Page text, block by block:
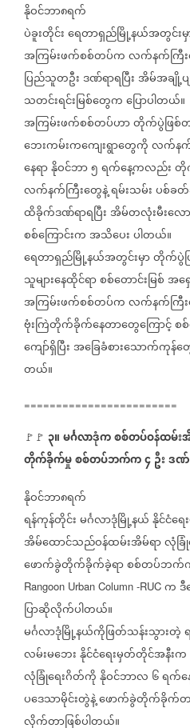
နိုဝင်ဘာ၈ရက်
ပဲခူးတိုင်းရေတာရှည်မြို့နယ်အတွင်းမှ
အကြမ်းဖက်စစ်တပ်ကလက်နက်ကြီ
ပြည်သူတဦးဒဏ်ရာရပြီးအိမ်အချို့
သတင်းရင်းမြစ်တွေကပြောပါတယ်။
အကြမ်းဖက်စစ်တပ်ဟာတိုက်ပွဲဖြစ်
ဘေးကမ်းကကျေးရွာတွေကိုလက်နက်
နေရာနိုဝင်ဘာ၅ရက်နေ့ကလည်းတို
လက်နက်ကြီးတွေနဲ့ရမ်းသမ်းပစ်ခ
ထိခိုက်ဒဏ်ရာရပြီးအိမ်တလုံးမီးလေ
စစ်ကြောင်းကအသိပေးပါတယ်။
ရေတာရှည်မြို့နယ်အတွင်းမှာတိုက်ပွဲဖ
သူများနေထိုင်ရာစစ်တောင်းမြစ်အရှ
အကြမ်းဖက်စစ်တပ်ကလက်နက်ကြီ
ဗုံးကြဲတိုက်ခိုက်နေတာတွေကြောင့်စ
ကျော်ရှိပြီးအခြေခံစားသောက်ကုန်
တယ်။
========================
🚩🚩 ၃။မင်္ဂလာဒုံကစစ်တပ်ဝန်ထမ်း
တိုက်ခိုက်မှုစစ်တပ်ဘက်က၄ဦးဒဏ်
နိုဝင်ဘာ၈ရက်
ရန်ကုန်တိုင်းမင်္ဂလာဒုံမြို့နယ်နိုင်ငံရ
အိမ်ထောင်သည်ဝန်ထမ်းအိမ်ရာလုံခ
ဖောက်ခွဲတိုက်ခိုက်ခဲ့ရာစစ်တပ်ဘက်
Rangoon Urban Column -RUC ကဒီ
ပြာဆိုလိုက်ပါတယ်။
မင်္ဂလာဒုံမြို့နယ်ကိုဖြတ်သန်းသွားတဲ့
လမ်းမဘေးနိုင်ငံရေးမှတ်တိုင်အနီးက
လုံခြုံရေးဂိတ်ကိုနိုဝင်ဘာလ ၆ရက်န
ပဒေသာမိုင်းတွဲနဲ့ဖောက်ခွဲတိုက်ခိုက်
လိုက်တာဖြစ်ပါတယ်။